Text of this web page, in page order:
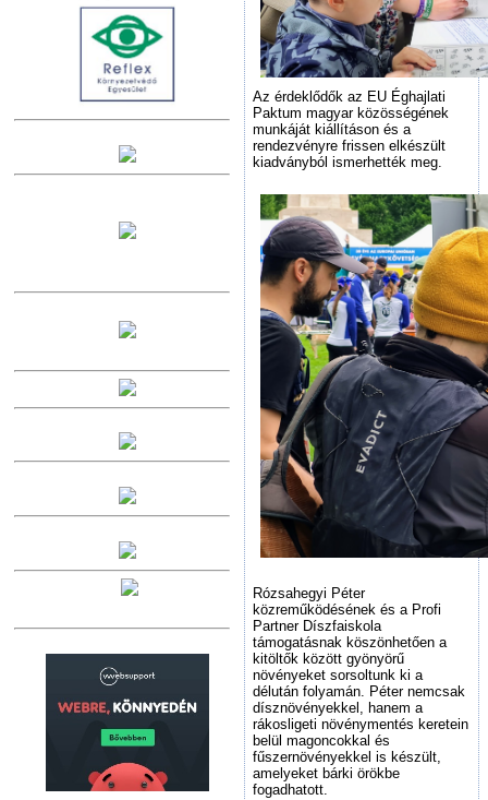
Az érdeklődők az EU Éghajlati
Paktum magyar közösségének
munkáját kiállításon és a
rendezvényre frissen elkészült
kiadványból ismerhették meg.
Rózsahegyi Péter
közreműködésének és a Profi
Partner Díszfaiskola
támogatásnak köszönhetően a
kitöltők között gyönyörű
növényeket sorsoltunk ki a
délután folyamán. Péter nemcsak
dísznövényekkel, hanem a
rákosligeti növénymentés keretein
belül magoncokkal és
fűszernövényekkel is készült,
amelyeket bárki örökbe
fogadhatott.